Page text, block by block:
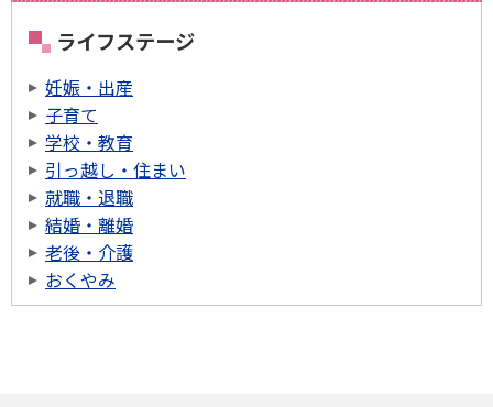
ライフステージ
妊娠・出産
子育て
学校・教育
引っ越し・住まい
就職・退職
結婚・離婚
老後・介護
おくやみ